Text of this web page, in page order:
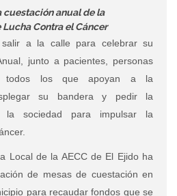
cuestación anual de la
Contra el Cáncer
a la calle para celebrar su
junto a pacientes, personas
todos los que apoyan a la
su bandera y pedir la
la sociedad para impulsar la
Local de la AECC de El Ejido ha
de mesas de cuestación en
para recaudar fondos que se